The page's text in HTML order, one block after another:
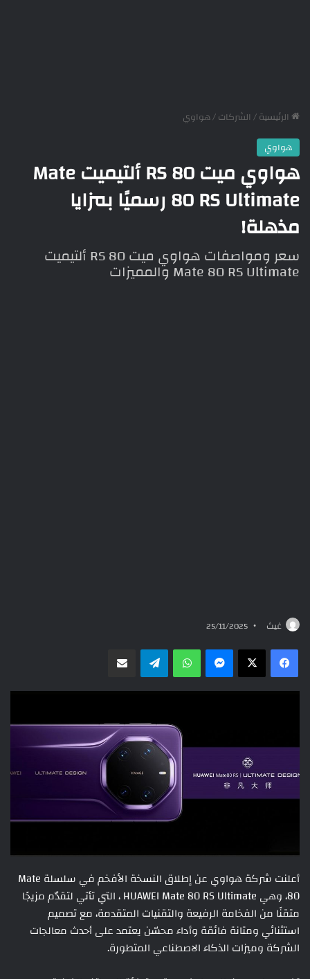
الرئيسية/ الشركات/هواوي
هواوي
هواوي ميت 80 RS ألتيميت Mate
80 RS Ultimate رسميًا بمزايا
مذهلة!
سعر ومواصفات هواوي ميت 80 RS ألتيميت
Mate 80 RS Ultimate والمميزات
غيث 25/11/2025
ماسنجر واتسابتيلقرام
أعلنت شركة هواوي عن إطلاق النسخة الأفخم في سلسلة Mate
80، وهي HUAWEI Mate 80 RS Ultimate ، التي تأتي لتقدّم مزيجًا
متقنًا من الفخامة الرفيعة والتقنيات المتقدمة، مع تصميم
استثنائي ومتانة فائقة وأداء محسّن يعتمد على أحدث معالجات
الشركة وميزات الذكاء الاصطناعي المتطورة.